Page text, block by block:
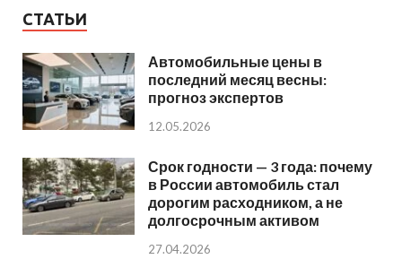
СТАТЬИ
Автомобильные цены в
последний месяц весны:
прогноз экспертов
12.05.2026
Срок годности — 3 года: почему
в России автомобиль стал
дорогим расходником, а не
долгосрочным активом
27.04.2026